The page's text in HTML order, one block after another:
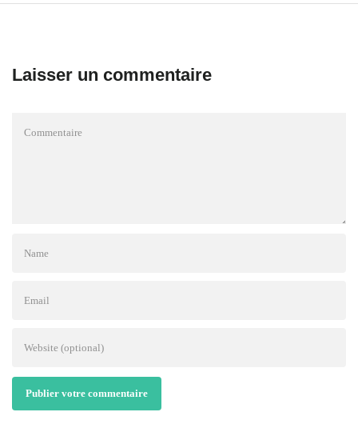
Laisser un commentaire
Publier votre commentaire